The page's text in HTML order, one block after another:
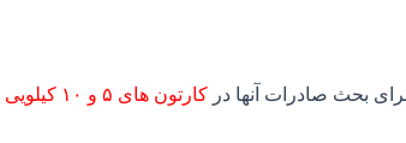
بحث صادرات آنها در کارتون های ۵ و ۱۰ کیلویی